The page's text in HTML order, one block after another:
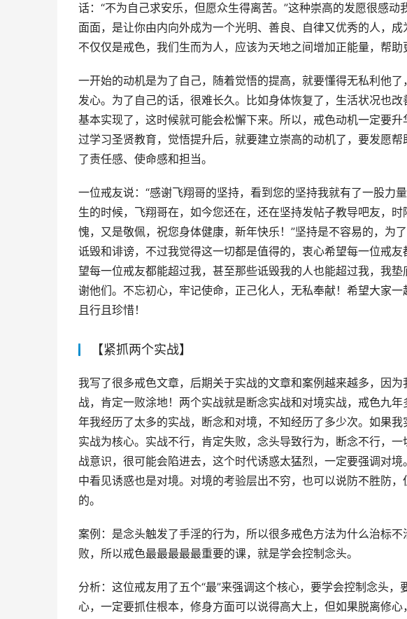
话：“不为自己求安乐，但愿众生得离苦。”这种崇高的发愿很感
面面，是让你由内向外成为一个光明、善良、自律又优秀的人，
不仅仅是戒色，我们生而为人，应该为天地之间增加正能量，帮助
一开始的动机是为了自己，随着觉悟的提高，就要懂得无私利他
发心。为了自己的话，很难长久。比如身体恢复了，生活状况也
基本实现了，这时候就可能会松懈下来。所以，戒色动机一定要
过学习圣贤教育，觉悟提升后，就要建立崇高的动机了，要发愿
了责任感、使命感和担当。
一位戒友说：“感谢飞翔哥的坚持，看到您的坚持我就有了一股力
生的时候，飞翔哥在，如今您还在，还在坚持发帖子教导吧友，
愧，又是敬佩，祝您身体健康，新年快乐！”坚持是不容易的，为
诋毁和诽谤，不过我觉得这一切都是值得的，衷心希望每一位戒
望每一位戒友都能超过我，甚至那些诋毁我的人也能超过我，我
谢他们。不忘初心，牢记使命，正己化人，无私奉献！希望大家一
且行且珍惜！
【紧抓两个实战】
我写了很多戒色文章，后期关于实战的文章和案例越来越多，因
战，肯定一败涂地！两个实战就是断念实战和对境实战，戒色九
年我经历了太多的实战，断念和对境，不知经历了多少次。如果
实战为核心。实战不行，肯定失败，念头导致行为，断念不行，
战意识，很可能会陷进去，这个时代诱惑太猛烈，一定要强调对
中看见诱惑也是对境。对境的考验层出不穷，也可以说防不胜防
的。
案例：是念头触发了手淫的行为，所以很多戒色方法为什么治标
败，所以戒色最最最最最重要的课，就是学会控制念头。
分析：这位戒友用了五个“最”来强调这个核心，要学会控制念头
心，一定要抓住根本，修身方面可以说得高大上，但如果脱离修